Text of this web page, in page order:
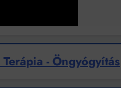
- Öngyógyítás